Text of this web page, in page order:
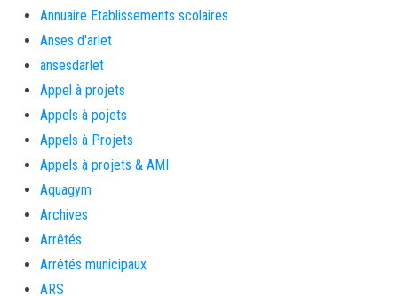
Annuaire Etablissements scolaires
Anses d'arlet
ansesdarlet
Appel à projets
Appels à pojets
Appels à Projets
Appels à projets & AMI
Aquagym
Archives
Arrêtés
Arrêtés municipaux
ARS